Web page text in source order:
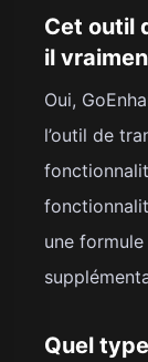
Cet outil
il
Oui,
l’outil de
une
Quel